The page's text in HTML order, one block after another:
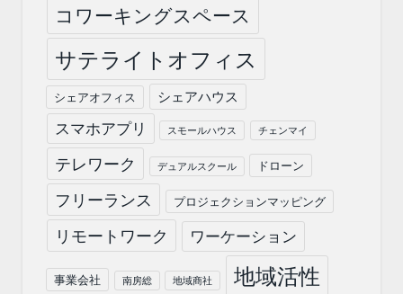
コワーキングスペース
サテライトオフィス
シェアオフィス シェアハウス
スマホアプリ スモールハウス チェンマイ
テレワーク デュアルスクール ドローン
フリーランス プロジェクションマッピング
リモートワーク ワーケーション
事業会社 南房総 地域商社 地域活性